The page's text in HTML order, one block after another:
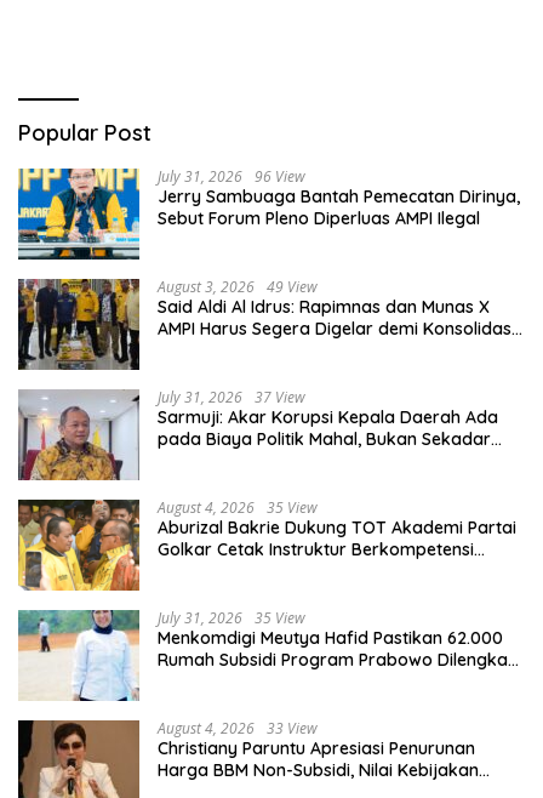
Popular Post
July 31, 2026 96 View
Jerry Sambuaga Bantah Pemecatan Dirinya,
Sebut Forum Pleno Diperluas AMPI Ilegal
August 3, 2026 49 View
Said Aldi Al Idrus: Rapimnas dan Munas X
AMPI Harus Segera Digelar demi Konsolidasi
July 31, 2026 37 View
Sarmuji: Akar Korupsi Kepala Daerah Ada
pada Biaya Politik Mahal, Bukan Sekadar
August 4, 2026 35 View
Aburizal Bakrie Dukung TOT Akademi Partai
Golkar Cetak Instruktur Berkompetensi
July 31, 2026 35 View
Menkomdigi Meutya Hafid Pastikan 62.000
Rumah Subsidi Program Prabowo Dilengkapi
August 4, 2026 33 View
Christiany Paruntu Apresiasi Penurunan
Harga BBM Non-Subsidi, Nilai Kebijakan